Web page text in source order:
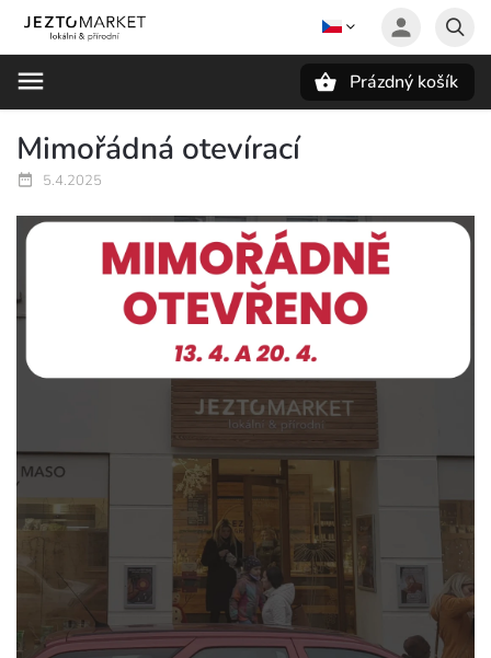
Prázdný košík
Mimořádná otevírací
5.4.2025